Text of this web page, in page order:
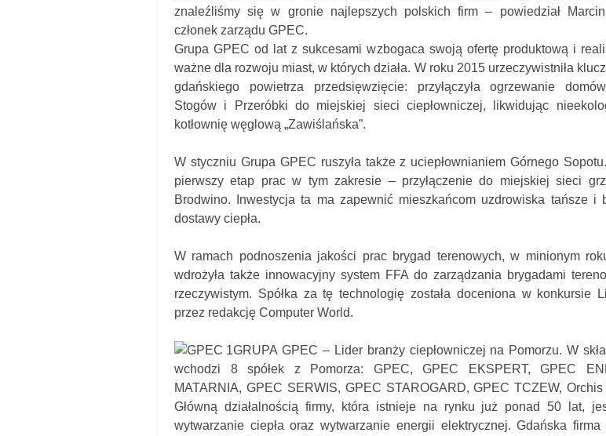
znaleźliśmy się w gronie najlepszych polskich firm – powiedział
członek zarządu GPEC.
Grupa GPEC od lat z sukcesami wzbogaca swoją ofertę produktową i
ważne dla rozwoju miast, w których działa. W roku 2015 urzeczywistniła
gdańskiego powietrza przedsięwzięcie: przyłączyła ogrzewanie
Stogów i Przeróbki do miejskiej sieci ciepłowniczej, likwidując
kotłownię węglową „Zawiślańska”.
W styczniu Grupa GPEC ruszyła także z uciepłownianiem Górnego
pierwszy etap prac w tym zakresie – przyłączenie do miejskiej sieci
Brodwino. Inwestycja ta ma zapewnić mieszkańcom uzdrowiska tańsze i
dostawy ciepła.
W ramach podnoszenia jakości prac brygad terenowych, w minionym
wdrożyła także innowacyjny system FFA do zarządzania brygadami
rzeczywistym. Spółka za tę technologię została doceniona w konkursie
przez redakcję Computer World.
GRUPA GPEC – Lider branży ciepłowniczej na Pomorzu. W
wchodzi 8 spółek z Pomorza: GPEC, GPEC EKSPERT, GPEC
MATARNIA, GPEC SERWIS, GPEC STAROGARD, GPEC TCZEW,
Główną działalnością firmy, która istnieje na rynku już ponad 50 lat,
wytwarzanie ciepła oraz wytwarzanie energii elektrycznej. Gdańska